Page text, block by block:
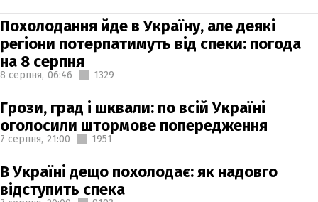
Похолодання йде в Україну, але деякі
регіони потерпатимуть від спеки: погода
на 8 серпня
8 серпня, 06:46 1329
Грози, град і шквали: по всій Україні
оголосили штормове попередження
7 серпня, 21:00 1951
В Україні дещо похолодає: як надовго
відступить спека